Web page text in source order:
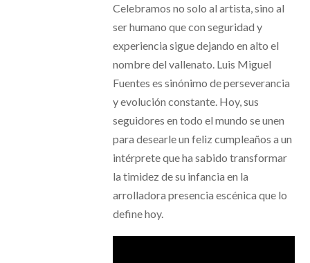
Celebramos no solo al artista, sino al
ser humano que con seguridad y
experiencia sigue dejando en alto el
nombre del vallenato. Luis Miguel
Fuentes es sinónimo de perseverancia
y evolución constante. Hoy, sus
seguidores en todo el mundo se unen
para desearle un feliz cumpleaños a un
intérprete que ha sabido transformar
la timidez de su infancia en la
arrolladora presencia escénica que lo
define hoy.